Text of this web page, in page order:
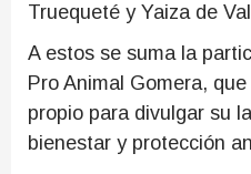
Truequeté y Yaiza de
A estos se suma la
Pro Animal Gomera,
propio para divulgar su
bienestar y protección